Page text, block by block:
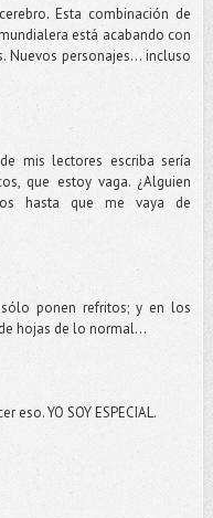
Esta combinación de
está acabando con
Nuevos personajes... incluso
mis lectores escriba sería
que estoy vaga. ¿Alguien
hasta que me vaya de
ponen refritos; y en los
hojas de lo normal...
YO SOY ESPECIAL.